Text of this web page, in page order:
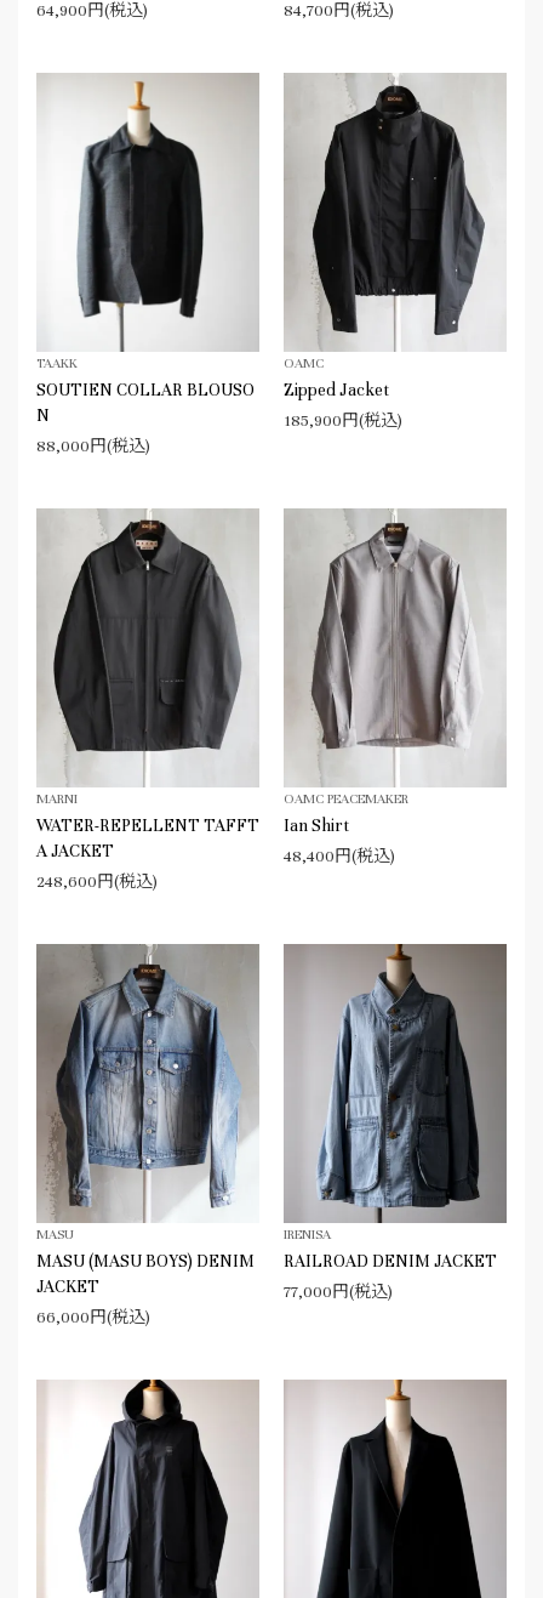
64,900円(税込) 84,700円(税込)
TAAKK
SOUTIEN COLLAR BLOUSO
N
88,000円(税込)
OAMC
Zipped Jacket
185,900円(税込)
MARNI
WATER-REPELLENT TAFFT
A JACKET
248,600円(税込)
OAMC PEACEMAKER
Ian Shirt
48,400円(税込)
MASU
MASU (MASU BOYS) DENIM
JACKET
66,000円(税込)
IRENISA
RAILROAD DENIM JACKET
77,000円(税込)